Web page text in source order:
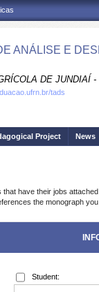
ANÁLISE E
DE JUNDIAÍ -
tads
Project News
that have their jobs
the monograph
Student: